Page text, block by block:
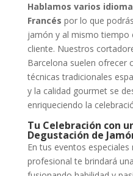
Hablamos varios
Francés por lo que
jamón y al mismo tiempo
cliente. Nuestros
Barcelona suelen ofrecer
técnicas tradicionales
y la calidad gourmet se
enriqueciendo la
Tu Celebración con
Degustación de
En tus eventos
profesional te brindará